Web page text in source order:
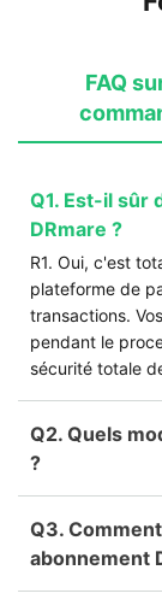
FAQ
Q1. Est-il sûr
DRmare ?
R1. Oui, c'est
plateforme de
transactions.
pendant le
sécurité totale
Q2. Quels
?
Q3.
abonnement